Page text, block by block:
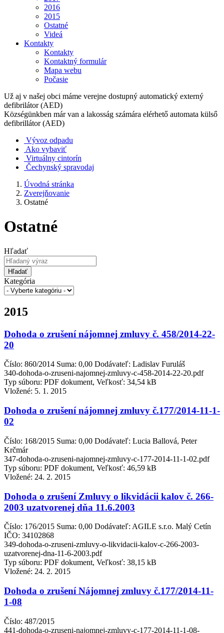
2016
2015
Ostatné
Videá
Kontakty
Kontakty
Kontaktný formulár
Mapa webu
Počasie
Už aj v našej obci máme verejne dostupný automatický externý
defibrilátor (AED)
Községünkben már van a lakosság számára elérhető automata külső
defibrillátor (AED)
Vývoz odpadu
Ako vybaviť
Virtuálny cintorín
Čechynský spravodaj
Úvodná stránka
Zverejňovanie
Ostatné
Ostatné
Hľadať
Hľadať
Kategória
2015
Dohoda o zrušení nájomnej zmluvy č. 458/2014-22-
20
Číslo: 860/2014 Suma: 0,00 Dodávateľ: Ladislav Furuláš
340-dohoda-o-zruseni-najomnej-zmluvy-c-458-2014-22-20.pdf
Typ súboru: PDF dokument, Veľkosť: 34,54 kB
Vložené: 5. 1. 2015
Dohoda o zrušení nájomnej zmluvy č.177/2014-11-1-
02
Číslo: 168/2015 Suma: 0,00 Dodávateľ: Lucia Ballová, Peter
Krčmár
347-dohoda-o-zruseni-najomnej-zmluvy-c-177-2014-11-1-02.pdf
Typ súboru: PDF dokument, Veľkosť: 46,59 kB
Vložené: 24. 2. 2015
Dohoda o zrušení Zmluvy o likvidácii kalov č. 266-
2003 uzatvorenej dňa 11.6.2003
Číslo: 176/2015 Suma: 0,00 Dodávateľ: AGILE s.r.o. Malý Cetín
IČO: 34102868
349-dohoda-o-zruseni-zmluvy-o-likvidacii-kalov-c-266-2003-
uzatvorenej-dna-11-6-2003.pdf
Typ súboru: PDF dokument, Veľkosť: 38,15 kB
Vložené: 24. 2. 2015
Dohoda o zrušení Nájomnej zmluvy č.177/2014-11-
1-08
Číslo: 487/2015
441-dohoda-o-zruseni-najomnej-zmluvy-c-177-2014-11-1-08-